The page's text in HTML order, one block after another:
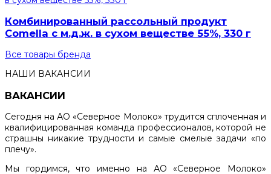
Комбинированный рассольный продукт
Comella с м.д.ж. в сухом веществе 55%, 330 г
Все товары бренда
НАШИ ВАКАНСИИ
ВАКАНСИИ
Сегодня на АО «Северное Молоко» трудится сплоченная и
квалифицированная команда профессионалов, которой не
страшны никакие трудности и самые смелые задачи «по
плечу».
Мы гордимся, что именно на АО «Северное Молоко»